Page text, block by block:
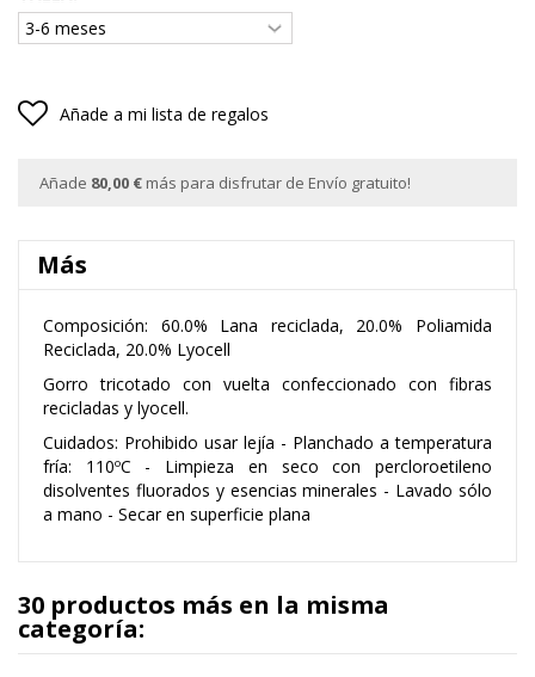
Añade a mi lista de regalos
Añade 80,00 € más para disfrutar de Envío gratuito!
Más
Composición: 60.0% Lana reciclada, 20.0% Poliamida
Reciclada, 20.0% Lyocell
Gorro tricotado con vuelta confeccionado con fibras
recicladas y lyocell.
Cuidados: Prohibido usar lejía - Planchado a temperatura
fría: 110ºC - Limpieza en seco con percloroetileno
disolventes fluorados y esencias minerales - Lavado sólo
a mano - Secar en superficie plana
30 productos más en la misma
categoría: